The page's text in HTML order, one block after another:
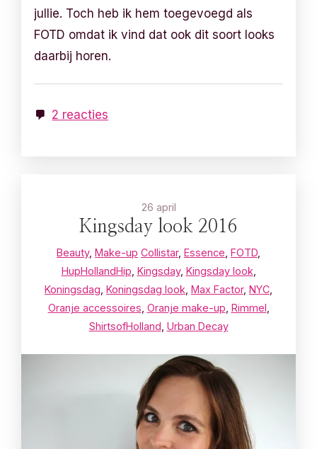
jullie. Toch heb ik hem toegevoegd als
FOTD omdat ik vind dat ook dit soort looks
daarbij horen.
2 reacties
26 april
Kingsday look 2016
Beauty, Make-up Collistar, Essence FOTD
HupHollandHip Kingsday, Kingsday look
Koningsdag Koningsdag look Max Factor, NYC
Oranje accessoires Oranje make-up Rimmel
ShirtsofHolland Urban Decay